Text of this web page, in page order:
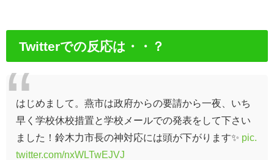
Twitterでの反応は・・？
はじめまして。燕市は政府からの要請から一夜、いち
早く学校休校措置と学校メールでの発表をして下さい
ました！鈴木力市長の神対応には頭が下がります✨ pic.
twitter.com/nxWLTwEJVJ